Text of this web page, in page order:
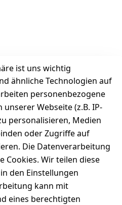
ist uns wichtig
ähnliche Technologien auf
personenbezogene
Webseite (z.B. IP-
personalisieren, Medien
oder Zugriffe auf
Die Datenverarbeitung
Cookies. Wir teilen diese
den Einstellungen
kann mit
eines berechtigten
Geld wert. Festpreis in
einsenden, Auszahlung